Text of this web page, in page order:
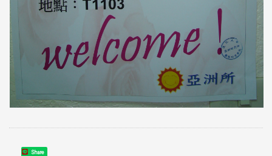
Share